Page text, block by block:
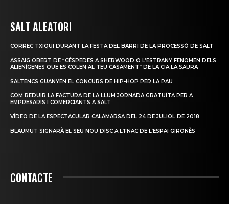
SALT ALEATORI
CORREC TXIQUI DURANT LA FESTA DEL BARRI DE LA PROCESSÓ DE SALT
ASSAIG OBERT DE “CÉSPEDES A SHERWOOD O L’ESTRANY FENOMEN DELS
ALIENÍGENES QUE ES COLEN AL TEU CASAMENT” DE LA CIA LA SAURA
SALTENCS GUANYEN EL CONCURS DE HIP-HOP PER LA PAU
COM REDUIR LA FACTURA DE LA LLUM JORNADA GRATUÏTA PER A
EMPRESARIS I COMERCIANTS A SALT
VÍDEO DE LA ESPECTACULAR CALAMARSA DEL 24 DE JULIOL DE 2018
BLAUMUT SIGNARÀ EL SEU NOU DISC A L’FNAC DE L’ESPAI GIRONÈS
CONTACTE